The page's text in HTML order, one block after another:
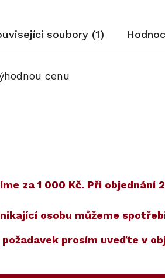
soubory (1)
cenu
za 1 000 Kč. Při objednání
osobu můžeme
prosím uveďte v